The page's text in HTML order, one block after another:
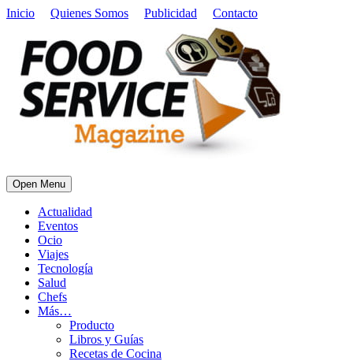
Inicio Quienes Somos Publicidad Contacto
Open Menu
Actualidad
Eventos
Ocio
Viajes
Tecnología
Salud
Chefs
Más…
Producto
Libros y Guías
Recetas de Cocina